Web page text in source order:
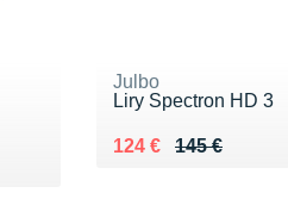
Julbo
Liry Spectron HD 3
145 €
Au lieu de 145 €
124 €
Vendu 124 €